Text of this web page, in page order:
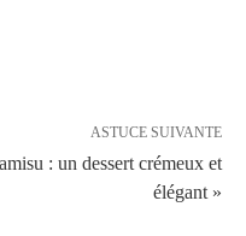
ASTUCE SUIVANTE
: un dessert crémeux et
élégant »